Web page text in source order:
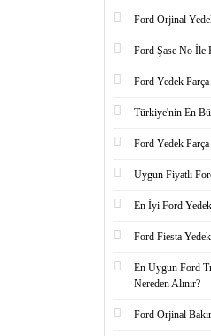
Ford Orjinal
Ford Şase No İle
Ford Yedek
Türkiye'nin En
Ford Yedek
Uygun Fiyatlı
En İyi Ford
Ford Fiesta
En Uygun Ford
Nereden Alınır?
Ford Orjinal